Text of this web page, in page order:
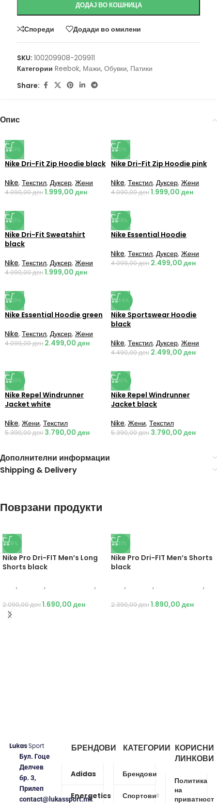
ДОДАЈ ВО КОШНИЦА
Спореди Додади во омилени
SKU: 100209908-209911
Категории Reebok, Мажи, Обувки, Патики
Share:
Опис
-51%
Nike Dri-Fit Zip Hoodie black
Nike, Текстил, Дуксер, Жени
4.090,00ден1.999,00 ден
-51%
Nike Dri-Fit Zip Hoodie pink
Nike, Текстил, Дуксер, Жени
4.090,00ден1.999,00 ден
-51%
Nike Dri-Fit Sweatshirt
black
Nike, Текстил, Дуксер, Жени
4.090,00ден1.999,00 ден
-39%
Nike Essential Hoodie
Nike, Текстил, Дуксер, Жени
4.099,00ден 2.499,00 ден
-39%
Nike Essential Hoodie green
Nike, Текстил, Дуксер, Жени
4.099,00ден 2.499,00 ден
-44%
Nike Sportswear Hoodie
black
Nike, Текстил, Дуксер, Жени
4.490,00ден 2.499,00 ден
-30%
Nike Repel Windrunner
Jacket white
Nike, Жени, Текстил
5.390,00ден 3.790,00 ден
-30%
Nike Repel Windrunner
Jacket black
Nike, Жени, Текстил
5.390,00ден 3.790,00 ден
Дополнителни информации
Shipping & Delivery
Поврзани продукти
-19%
Nike Pro Dri-FIT Men’s Long
Shorts black
, ,
,
2.090,00ден1.690,00 ден
-21%
Nike Pro Dri-FIT Men’s Shorts
black
, ,
,
2.390,00ден1.890,00 ден
Бул. Гоце
Делчев
бр. 3,
Прилеп
contact@lukassport.mk
БРЕНДОВИ
Adidas
Energetics
КАТЕГОРИИ
Брендови
Спортови
КОРИСНИ
ЛИНКОВИ
Политика
на
приватност